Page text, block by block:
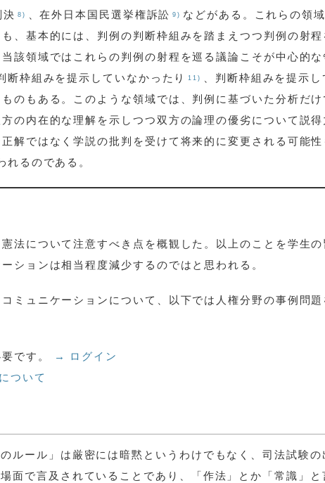
決 8) 、在外日本国民選挙権訴訟 9) などがある。これらの領
、基本的には、判例の判断枠組みを踏まえつつ判例の射程
該領域ではこれらの判例の射程を巡る議論こそが中心的な
断枠組みを提示していなかったり 11)
、判断枠組みを提示し
のもある。このような領域では、判例に基づいた分析だけ
の内在的な理解を示しつつ双方の論理の優劣について説得
解ではなく学説の批判を受けて将来的に変更される可能性
るのである。
法について注意すべき点を概観した。以上のことを学生の
ションは相当程度減少するのではと思われる。
ミュニケーションについて、以下では人権分野の事例問題
です。
→ ログイン
ついて
ルール」は厳密には暗黙というわけでもなく、司法試験の
面で言及されていることであり、「作法」とか「常識」と